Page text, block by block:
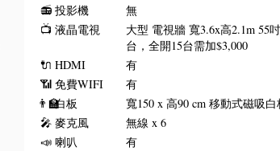
📻 投影機
無
📺 液晶電視
大型 電視牆 寬3.6x高2.1m 55
台，全開15台需加$3,000
🔌 HDMI
有
📶 免費WIFI
有
👨‍🏫白板
寬150 x 高90 cm 移動式磁吸白
🎤 麥克風
無線 x 6
📣 喇叭
有